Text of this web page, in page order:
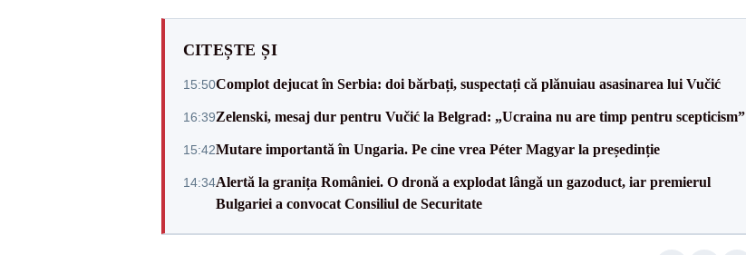
CITEȘTE ȘI
15:50Complot dejucat în Serbia: doi bărbați, suspectați că plănuiau asasinarea lui Vučić
16:39Zelenski, mesaj dur pentru Vučić la Belgrad: „Ucraina nu are timp pentru scepticism”
15:42Mutare importantă în Ungaria. Pe cine vrea Péter Magyar la președinție
14:34Alertă la granița României. O dronă a explodat lângă un gazoduct, iar premierul
Bulgariei a convocat Consiliul de Securitate